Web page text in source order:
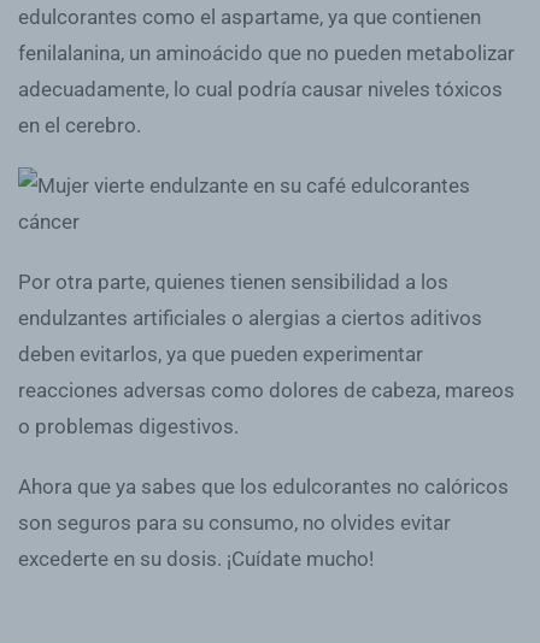
edulcorantes como el aspartame, ya que contienen
fenilalanina, un aminoácido que no pueden metabolizar
adecuadamente, lo cual podría causar niveles tóxicos
en el cerebro.
Por otra parte, quienes tienen sensibilidad a los
endulzantes artificiales o alergias a ciertos aditivos
deben evitarlos, ya que pueden experimentar
reacciones adversas como dolores de cabeza, mareos
o problemas digestivos.
Ahora que ya sabes que los edulcorantes no calóricos
son seguros para su consumo, no olvides evitar
excederte en su dosis. ¡Cuídate mucho!